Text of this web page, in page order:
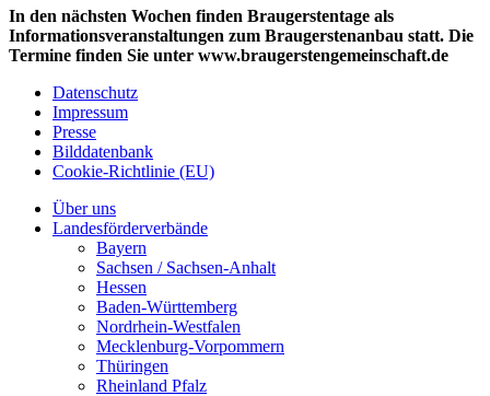
In den nächsten Wochen finden Braugerstentage als
Informationsveranstaltungen zum Braugerstenanbau statt. Die
Termine finden Sie unter www.braugerstengemeinschaft.de
Datenschutz
Impressum
Presse
Bilddatenbank
Cookie-Richtlinie (EU)
Über uns
Landesförderverbände
Bayern
Sachsen / Sachsen-Anhalt
Hessen
Baden-Württemberg
Nordrhein-Westfalen
Mecklenburg-Vorpommern
Thüringen
Rheinland Pfalz